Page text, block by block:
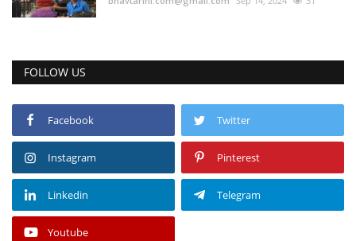
FOLLOW US
Facebook Twitter
Instagram Pinterest
Linkedin Telegram
Youtube